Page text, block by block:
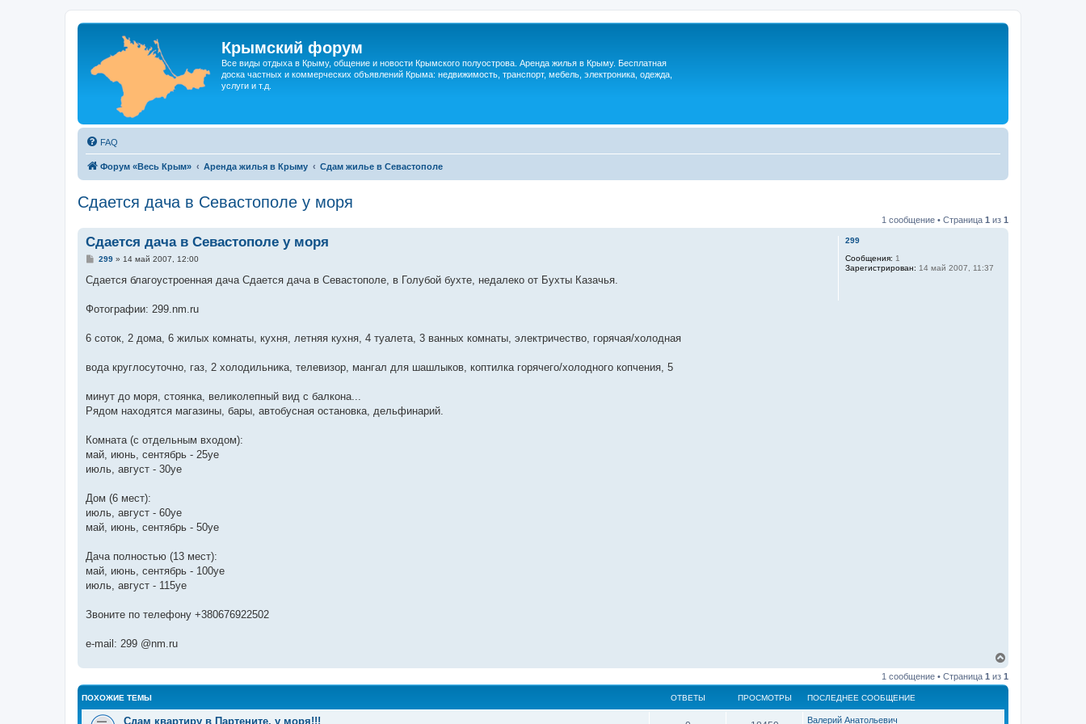
Крымский форум
Все виды отдыха в Крыму, общение и новости Крымского полуострова. Аренда жилья в Крыму. Бесплатная
доска частных и коммерческих объявлений Крыма: недвижимость, транспорт, мебель, электроника, одежда,
услуги и т.д.
FAQ
Форум «Весь Крым» Аренда жилья в Крыму Сдам жилье в Севастополе
Сдается дача в Севастополe у моря
1 сообщение • Страница 1 из 1
299
Сообщения: 1
Зарегистрирован: 14 май 2007, 11:37
Сдается дача в Севастополe у моря
С
о
б
е
е
299» 14 май 2007, 12:00
Сдается благоустроенная дача Сдается дача в Севастополе, в Голубой бухте, недалеко от Бухты Казачья.
Фотографии: 299.nm.ru
6 соток, 2 дома, 6 жилых комнаты, кухня, летняя кухня, 4 туалета, 3 ванных комнаты, электричество, горячая/холодная
вода круглосуточно, газ, 2 холодильника, телевизор, мангал для шашлыков, коптилка горячего/холодного копчения, 5
минут до моря, стоянка, великолепный вид с балкона...
Рядом находятся магазины, бары, автобусная остановка, дельфинарий.
Комната (с отдельным входом):
май, июнь, сентябрь - 25уе
июль, август - 30уе
Дом (6 мест):
июль, август - 60уе
май, июнь, сентябрь - 50уе
Дача полностью (13 мест):
май, июнь, сентябрь - 100уе
июль, август - 115уе
Звоните по телефону +380676922502
e-mail: 299 @nm.ru
р
н
1 сообщение • Страница 1 из 1
ПОХОЖИЕ ТЕМЫ ОТВЕТЫ ПРОСМОТРЫ ПОСЛЕДНЕЕ СООБЩЕНИЕ
Сдам квартиру в Партените, у моря!!! Валерий Анатольевич